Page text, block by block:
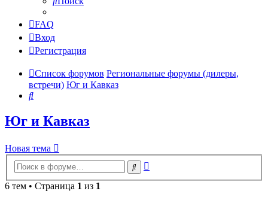
FAQ
Вход
Регистрация
Список форумов Региональные форумы (дилеры,
встречи) Юг и Кавказ
Поиск
Юг и Кавказ
Новая тема
Поиск
6 тем • Страница 1 из 1